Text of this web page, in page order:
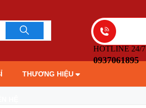
HOTLINE 24/7
0937061895
THƯƠNG HIỆU